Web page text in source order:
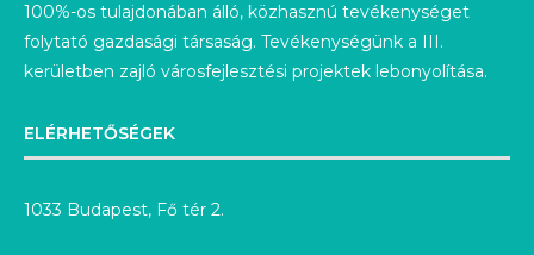
100%-os tulajdonában álló, közhasznú tevékenységet
folytató gazdasági társaság. Tevékenységünk a III.
kerületben zajló városfejlesztési projektek lebonyolítása.
ELÉRHETŐSÉGEK
1033 Budapest, Fő tér 2.